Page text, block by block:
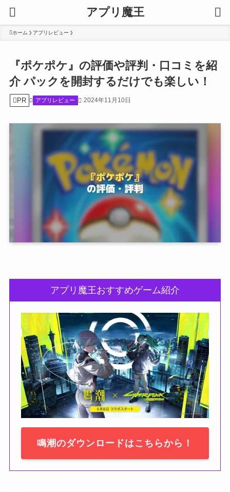
アプリ魔王
ホーム アプリレビュー
『ポケポケ』の評価や評判・口コミを紹
介 パックを開封するだけでも楽しい！
PR アプリレビュー 2024年11月10日
アプリ魔王おすすめゲーム紹介
鳴潮のダウンロードはこちらから！